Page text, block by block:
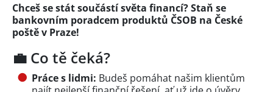
Chceš se stát součástí světa financí? Staň se
bankovním poradcem produktů ČSOB na České
poště v Praze!
💼 Co tě čeká?
Práce s lidmi: Budeš pomáhat našim klientům